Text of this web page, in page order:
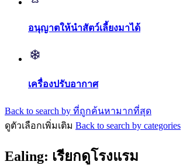
อนุญาตให้นำสัตว์เลี้ยงมาได้
เครื่องปรับอากาศ
Back to search by ที่ถูกค้นหามากที่สุด
ดูตัวเลือกเพิ่มเติม Back to search by categories
Ealing: เรียกดูโรงแรม